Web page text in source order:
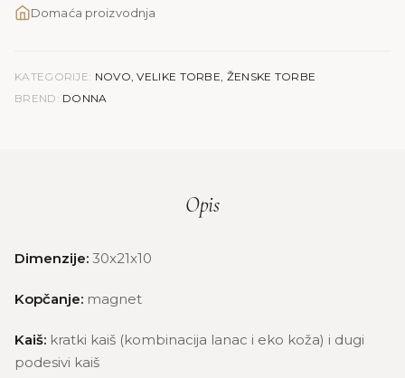
Domaća proizvodnja
KATEGORIJE: NOVO,VELIKE TORBE, ŽENSKE TORBE
BREND: DONNA
Opis
Dimenzije: 30x21x10
Kopčanje: magnet
Kaiš: kratki kaiš (kombinacija lanac i eko koža) i dugi
podesivi kaiš